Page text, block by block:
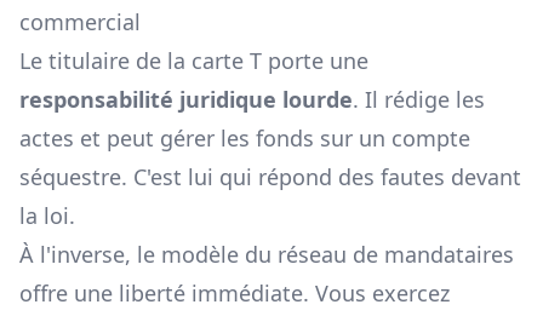
commercial
Le titulaire de la carte T porte une
responsabilité juridique lourde. Il rédige les
actes et peut gérer les fonds sur un compte
séquestre. C'est lui qui répond des fautes devant
la loi.
À l'inverse, le modèle du réseau de mandataires
offre une liberté immédiate. Vous exercez